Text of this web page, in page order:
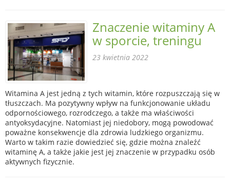
Znaczenie witaminy A
w sporcie, treningu
23 kwietnia 2022
Witamina A jest jedną z tych witamin, które rozpuszczają się w
tłuszczach. Ma pozytywny wpływ na funkcjonowanie układu
odpornościowego, rozrodczego, a także ma właściwości
antyoksydacyjne. Natomiast jej niedobory, mogą powodować
poważne konsekwencje dla zdrowia ludzkiego organizmu.
Warto w takim razie dowiedzieć się, gdzie można znaleźć
witaminę A, a także jakie jest jej znaczenie w przypadku osób
aktywnych fizycznie.